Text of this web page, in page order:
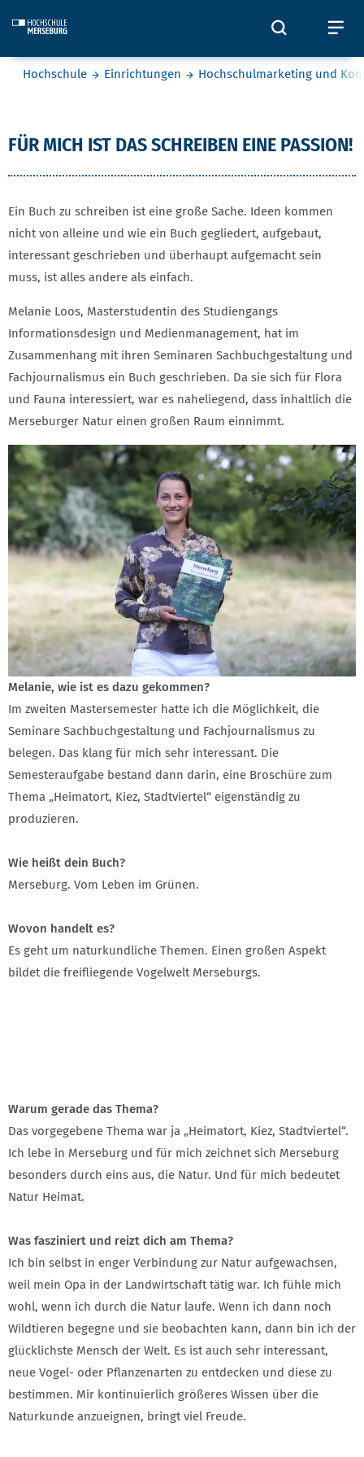
Öffnet
Sie befinden sich hier:
Hochschule Einrichtungen Hochschulmarketing und
FÜR MICH IST DAS SCHREIBEN EINE PASSION!
Ein Buch zu schreiben ist eine große Sache. Ideen kommen
nicht von alleine und wie ein Buch gegliedert, aufgebaut,
interessant geschrieben und überhaupt aufgemacht sein
muss, ist alles andere als einfach.
Melanie Loos, Masterstudentin des Studiengangs
Informationsdesign und Medienmanagement, hat im
Zusammenhang mit ihren Seminaren Sachbuchgestaltung und
Fachjournalismus ein Buch geschrieben. Da sie sich für Flora
und Fauna interessiert, war es naheliegend, dass inhaltlich die
Merseburger Natur einen großen Raum einnimmt.
Melanie, wie ist es dazu gekommen?
Im zweiten Mastersemester hatte ich die Möglichkeit, die
Seminare Sachbuchgestaltung und Fachjournalismus zu
belegen. Das klang für mich sehr interessant. Die
Semesteraufgabe bestand dann darin, eine Broschüre zum
Thema „Heimatort, Kiez, Stadtviertel“ eigenständig zu
produzieren.
Wie heißt dein Buch?
Merseburg. Vom Leben im Grünen.
Wovon handelt es?
Es geht um naturkundliche Themen. Einen großen Aspekt
bildet die freifliegende Vogelwelt Merseburgs.
Warum gerade das Thema?
Das vorgegebene Thema war ja „Heimatort, Kiez, Stadtviertel“.
Ich lebe in Merseburg und für mich zeichnet sich Merseburg
besonders durch eins aus, die Natur. Und für mich bedeutet
Natur Heimat.
Was fasziniert und reizt dich am Thema?
Ich bin selbst in enger Verbindung zur Natur aufgewachsen,
weil mein Opa in der Landwirtschaft tätig war. Ich fühle mich
wohl, wenn ich durch die Natur laufe. Wenn ich dann noch
Wildtieren begegne und sie beobachten kann, dann bin ich der
glücklichste Mensch der Welt. Es ist auch sehr interessant,
neue Vogel- oder Pflanzenarten zu entdecken und diese zu
bestimmen. Mir kontinuierlich größeres Wissen über die
Naturkunde anzueignen, bringt viel Freude.